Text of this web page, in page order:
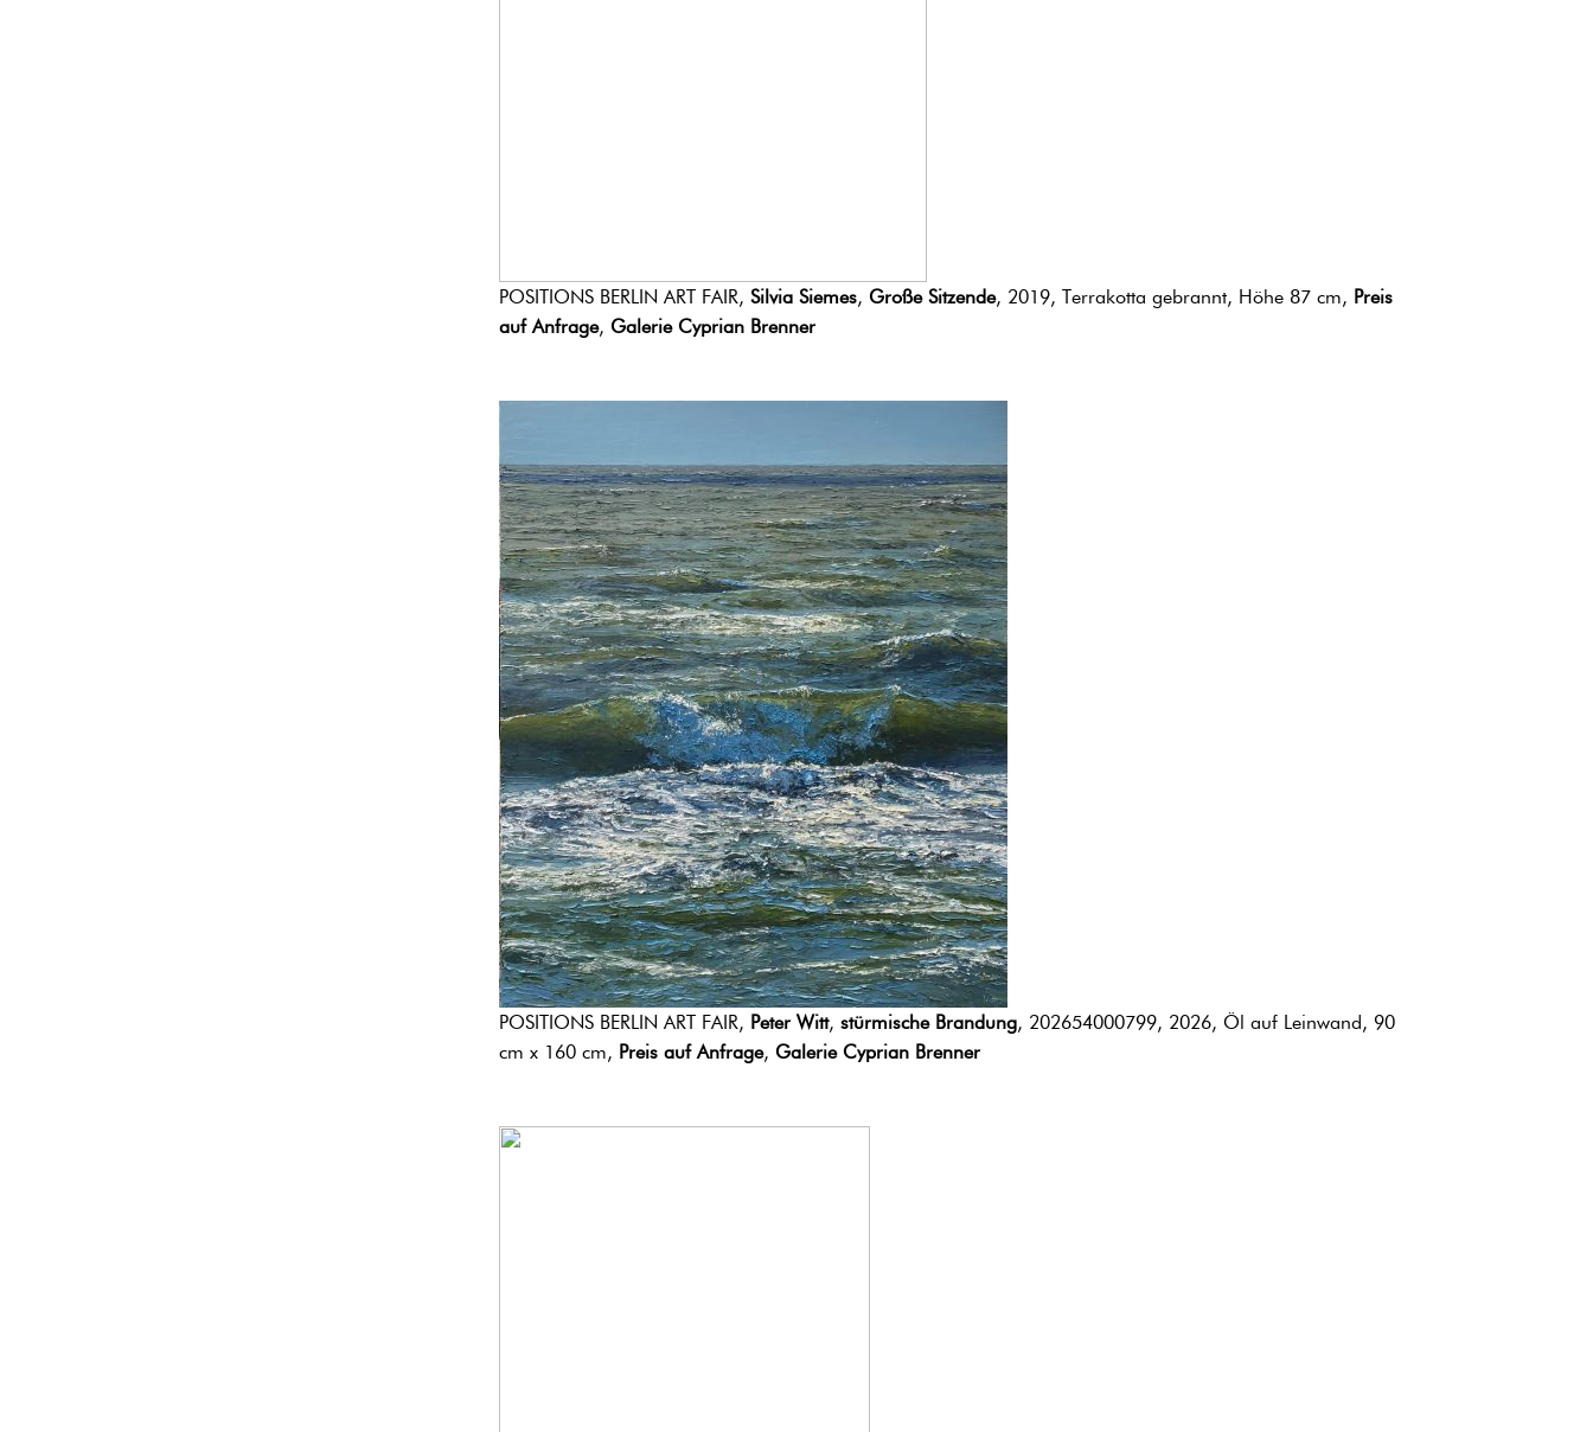
POSITIONS BERLIN ART FAIR, Silvia Siemes, Große Sitzende, 2019, Terrakotta gebrannt, Höhe 87 cm, Preis
auf Anfrage, Galerie Cyprian Brenner
POSITIONS BERLIN ART FAIR, Peter Witt, stürmische Brandung, 202654000799, 2026, Öl auf Leinwand, 90
cm x 160 cm, Preis auf Anfrage, Galerie Cyprian Brenner